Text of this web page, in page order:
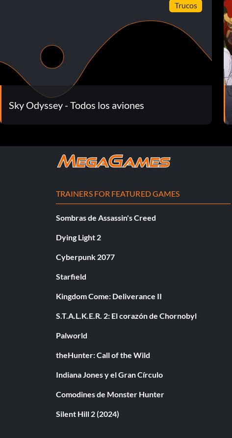
Trucos
Sky Odyssey - Todos los aviones
TRAINERS FOR FEATURED GAMES
Sombras de Assassin's Creed
Dying Light 2
Cyberpunk 2077
Starfield
Kingdom Come: Deliverance II
S.T.A.L.K.E.R. 2: El corazón de Chornobyl
Palworld
theHunter: Call of the Wild
Indiana Jones y el Gran Círculo
Comodines de Monster Hunter
Silent Hill 2 (2024)